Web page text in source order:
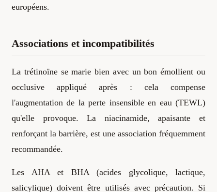
européens.
Associations et incompatibilités
La trétinoïne se marie bien avec un bon émollient ou
occlusive appliqué après : cela compense
l'augmentation de la perte insensible en eau (TEWL)
qu'elle provoque. La niacinamide, apaisante et
renforçant la barrière, est une association fréquemment
recommandée.
Les AHA et BHA (acides glycolique, lactique,
salicylique) doivent être utilisés avec précaution. Si